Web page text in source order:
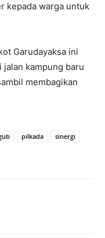
kepada warga untuk
Garudayaksa ini
kampung baru
membagikan
pilkada
sinergi